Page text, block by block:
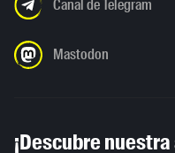
Canal de Telegram
Mastodon
¡Descubre